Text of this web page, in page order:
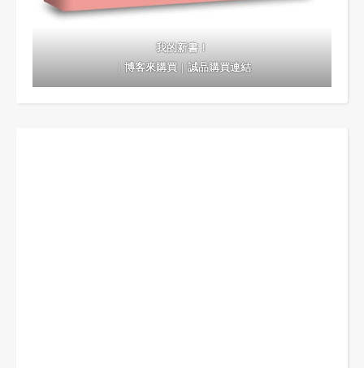
我的新書！
｜博客來購買｜誠品購買連結